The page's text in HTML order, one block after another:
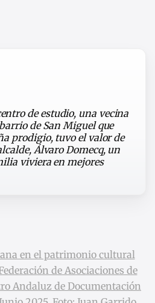
de estudio, una vecina
de San Miguel que
prodigio, tuvo el valor de
Álvaro Domecq, un
viviera en mejores